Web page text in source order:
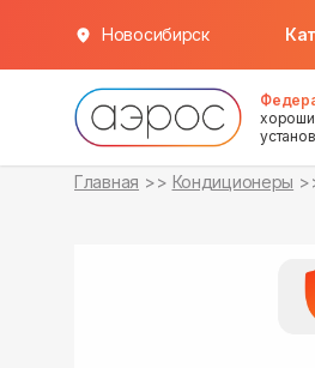
Новосибирск
Главная Кондиционеры
в наличии
в наличии